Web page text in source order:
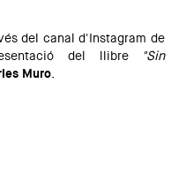
del canal d'Instagram de
del llibre
"Sin
Muro.